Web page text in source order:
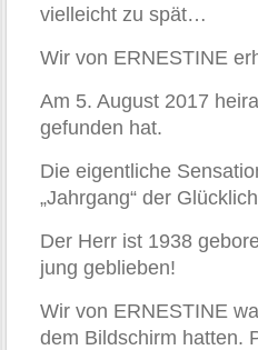
vielleicht zu spät…
Wir von ERNESTINE
Am 5. August 2017
gefunden hat.
Die eigentliche
„Jahrgang“ der
Der Herr ist 1938
jung geblieben!
Wir von ERNESTINE
dem Bildschirm hatten.